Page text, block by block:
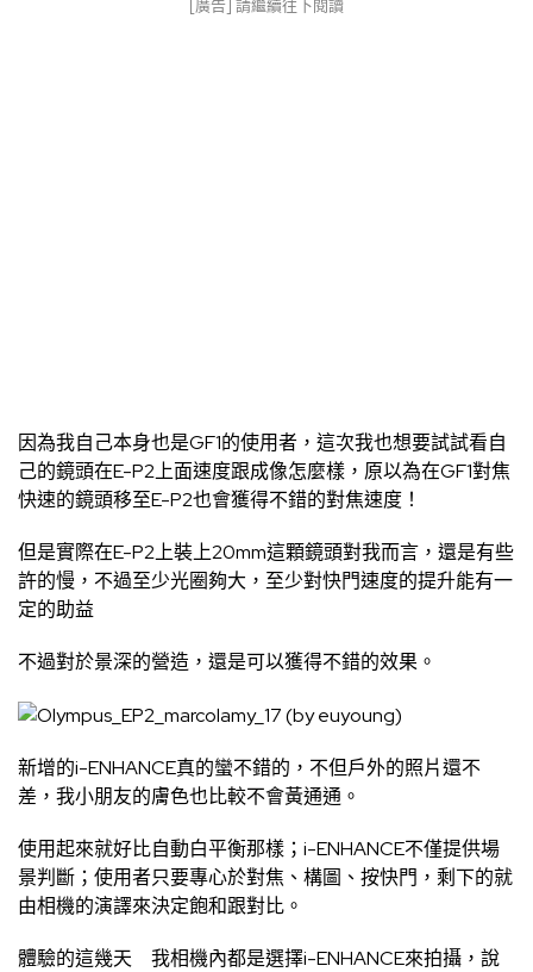
[廣告] 請繼續往下閱讀
因為我自己本身也是GF1的使用者，這次我也想要試試看自
己的鏡頭在E-P2上面速度跟成像怎麼樣，原以為在GF1對焦
快速的鏡頭移至E-P2也會獲得不錯的對焦速度！
但是實際在E-P2上裝上20mm這顆鏡頭對我而言，還是有些
許的慢，不過至少光圈夠大，至少對快門速度的提升能有一
定的助益
不過對於景深的營造，還是可以獲得不錯的效果。
新增的i-ENHANCE真的蠻不錯的，不但戶外的照片還不
差，我小朋友的膚色也比較不會黃通通。
使用起來就好比自動白平衡那樣；i-ENHANCE不僅提供場
景判斷；使用者只要專心於對焦、構圖、按快門，剩下的就
由相機的演譯來決定飽和跟對比。
體驗的這幾天 我相機內都是選擇i-ENHANCE來拍攝，說